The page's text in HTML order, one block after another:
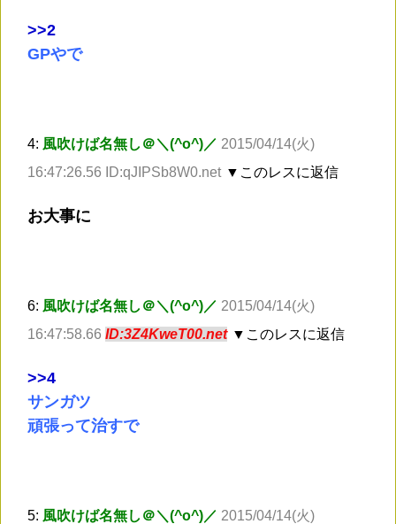
>>2
GPやで
4: 風吹けば名無し＠＼(^o^)／ 2015/04/14(火)
16:47:26.56 ID:qJIPSb8W0.net ▼このレスに返信
お大事に
6: 風吹けば名無し＠＼(^o^)／ 2015/04/14(火)
16:47:58.66 ID:3Z4KweT00.net ▼このレスに返信
>>4
サンガツ
頑張って治すで
5: 風吹けば名無し＠＼(^o^)／ 2015/04/14(火)